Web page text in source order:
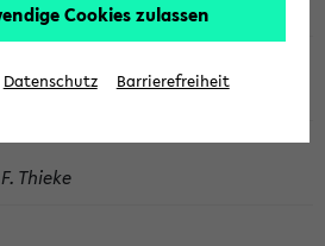
Thieke
Cookies zulassen
Datenschutz Barrierefreiheit